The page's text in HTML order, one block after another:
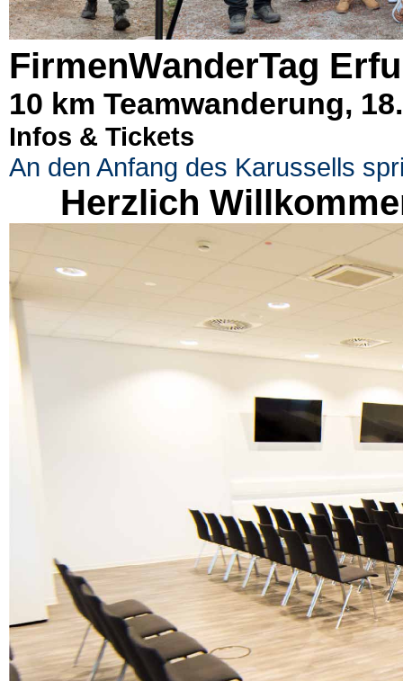
FirmenWanderTag
10 km Teamwanderung,
Infos & Tickets
An den Anfang des Karussells
Herzlich